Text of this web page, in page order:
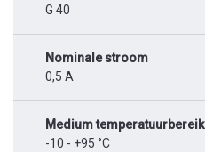
G 40
Nominale stroom
0,5 A
Medium temperatuurbereik
-10 - +95 °C